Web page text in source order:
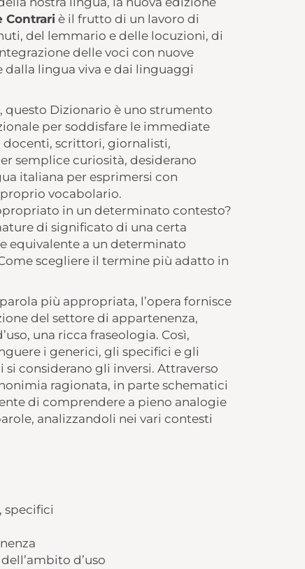
Contrari è il frutto di un lavoro di
del lemmario e delle locuzioni, di
delle voci con nuove
lingua viva e dai linguaggi
Dizionario è uno strumento
per soddisfare le immediate
docenti, scrittori, giornalisti,
semplice curiosità, desiderano
italiana per esprimersi con
vocabolario.
in un determinato contesto?
di significato di una certa
equivalente a un determinato
scegliere il termine più adatto in
più appropriata, l’opera fornisce
del settore di appartenenza,
una ricca fraseologia. Così,
i generici, gli specifici e gli
considerano gli inversi. Attraverso
ragionata, in parte schematici
di comprendere a pieno analogie
analizzandoli nei vari contesti
specifici
d’uso